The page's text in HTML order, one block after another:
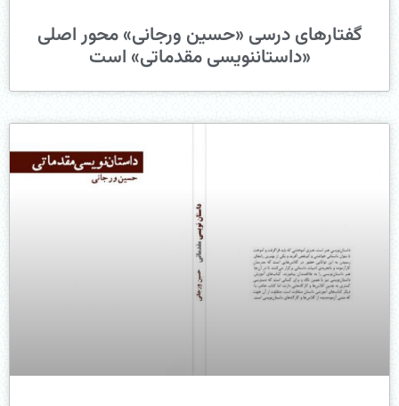
گفتارهای درسی «حسین ورجانی» محور اصلی
«داستان‎نویسی مقدماتی» است